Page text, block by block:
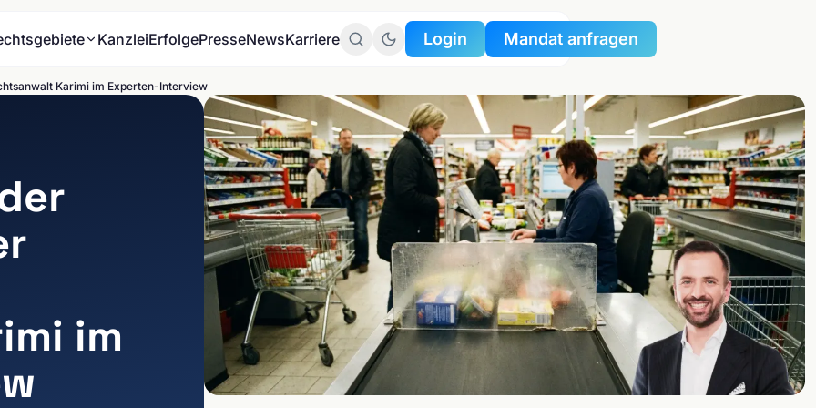
BRANCHEN
E-Commerce & Online-
Handel
THEMEN
KanzleiErfolgePresseNewsKarriere Login
Zum
Mandantenportal
Zum
Datenschutzportal
Mandat anfragen
Karimi im Experten-Interview
im